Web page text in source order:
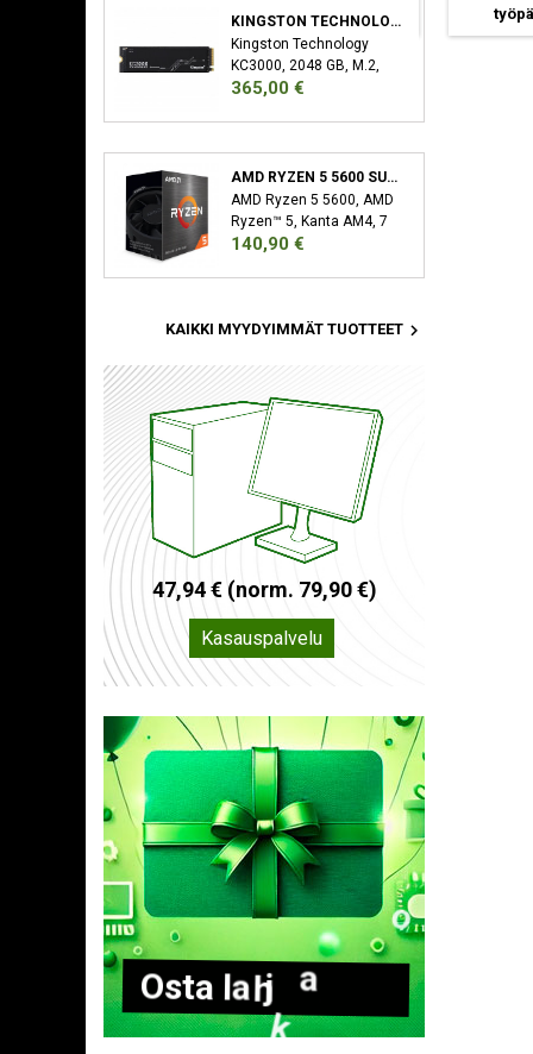
KINGSTON TECHNOLOGY KC3000 M.2 2048 GB PCI EXPRESS 4.0 3D TLC NVME
Kingston Technology
KC3000, 2048 GB, M.2,
7000 MB/s
Hinta
365,00 €
AMD RYZEN 5 5600 SUORITIN 3,5 GHZ 32 MB L3 LAATIKKO
AMD Ryzen 5 5600, AMD
Ryzen™ 5, Kanta AM4, 7
nm, AMD, 3,5 GHz, 4,4
Hinta
140,90 €
KAIKKI MYYDYIMMÄT TUOTTEET 
47,94€ (norm. 79,90€)
Kasauspalvelu
Osta lah ak
työpäivää